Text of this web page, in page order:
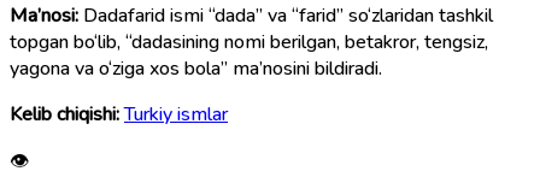
Ma’nosi: Dadafarid ismi “dada” va “farid” so‘zlaridan tashkil
topgan bo‘lib, “dadasining nomi berilgan, betakror, tengsiz,
yagona va o‘ziga xos bola” ma’nosini bildiradi.
Kelib chiqishi:Turkiy ismlar
👁